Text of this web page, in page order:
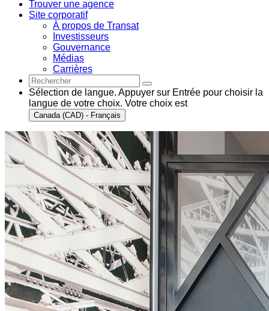
Trouver une agence
Site corporatif
À propos de Transat
Investisseurs
Gouvernance
Médias
Carrières
Sélection de langue. Appuyer sur Entrée pour choisir la
langue de votre choix. Votre choix est
Canada (CAD) - Français